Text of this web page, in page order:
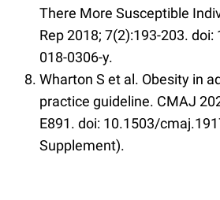
There More Susceptible
Rep 2018; 7(2):193-203.
018-0306-y.
Wharton S et al. Obesity in
practice guideline. CMAJ
E891. doi: 10.1503/
Supplement).